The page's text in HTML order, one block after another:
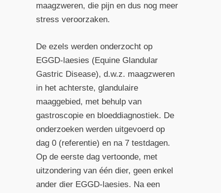
maagzweren, die pijn en dus nog meer
stress veroorzaken.
De ezels werden onderzocht op
EGGD-laesies (Equine Glandular
Gastric Disease), d.w.z. maagzweren
in het achterste, glandulaire
maaggebied, met behulp van
gastroscopie en bloeddiagnostiek. De
onderzoeken werden uitgevoerd op
dag 0 (referentie) en na 7 testdagen.
Op de eerste dag vertoonde, met
uitzondering van één dier, geen enkel
ander dier EGGD-laesies. Na een